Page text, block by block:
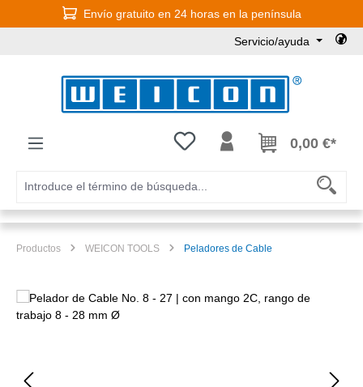
Saltar al contenido principalEnvío gratuito en 24 horas en la península
Servicio/ayuda
Tienes 0 artículos en tu lista de
0,00 €*
Productos WEICON TOOLS Peladores de Cable
Omitir galería de imágenes